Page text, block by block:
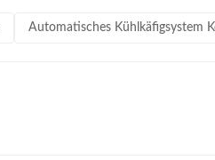
Automatisches Kühlkäfigsystem